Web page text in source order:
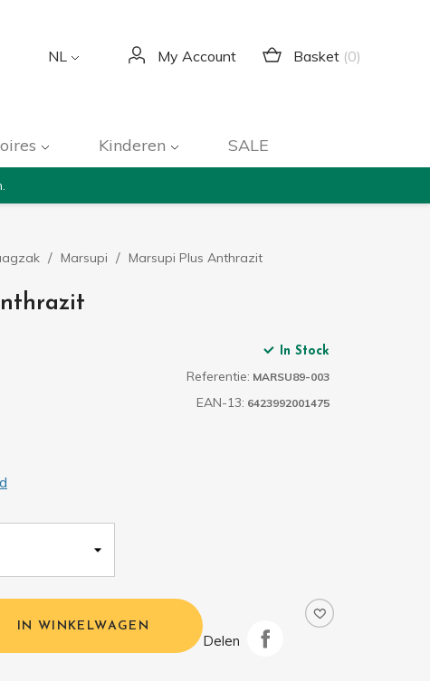
NL My Account Basket (0)
Kinderen SALE
Marsupi Marsupi Plus Anthrazit
In Stock
Referentie: MARSU89-003
EAN-13: 6423992001475
IN WINKELWAGEN
Delen